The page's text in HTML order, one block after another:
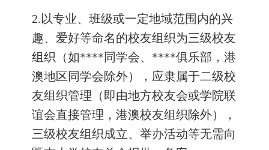
2.以专业、班级或一定地域范围内的兴
趣、爱好等命名的校友组织为三级校友
组织（如****同学会、 ****俱乐部，港
澳地区同学会除外），应隶属于二级校
友组织管理（即由地方校友会或学院联
谊会直接管理，港澳校友组织除外），
三级校友组织成立、举办活动等无需向